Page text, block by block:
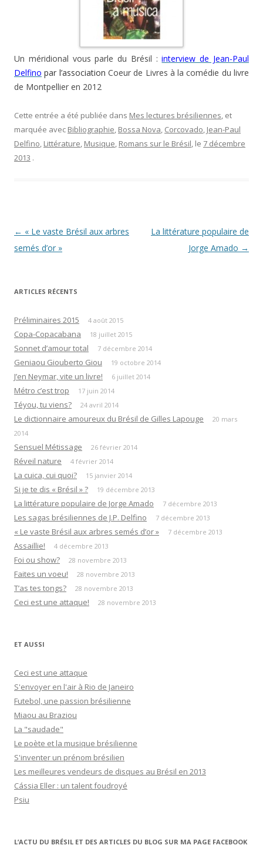
Un méridional vous parle du Brésil : interview de Jean-Paul
Delfino par l’association Coeur de Livres à la comédie du livre
de Montpellier en 2012
Cette entrée a été publiée dans Mes lectures brésiliennes, et
marquée avec Bibliographie, Bossa Nova, Corcovado, Jean-Paul
Delfino, Littérature, Musique, Romans sur le Brésil, le 7 décembre
2013 .
Navigation
des
← « Le vaste Brésil aux arbres
semés d’or »
La littérature populaire de
Jorge Amado →
ARTICLES RÉCENTS
Préliminaires 2015 4 août 2015
Copa-Copacabana 18 juillet 2015
Sonnet d’amour total 7 décembre 2014
Geniaou Giouberto Giou 19 octobre 2014
J’en Neymar, vite un livre! 6 juillet 2014
Métro c’est trop 17 juin 2014
Téyou, tu viens? 24 avril 2014
Le dictionnaire amoureux du Brésil de Gilles Lapouge
20 mars
2014
Sensuel Métissage 26 février 2014
Réveil nature 4 février 2014
La cuica, cui quoi? 15 janvier 2014
Si je te dis « Brésil » ? 19 décembre 2013
La littérature populaire de Jorge Amado 7 décembre 2013
Les sagas brésiliennes de J.P. Delfino 7 décembre 2013
« Le vaste Brésil aux arbres semés d’or » 7 décembre 2013
Assaillie! 4 décembre 2013
Foi ou show? 28 novembre 2013
Faites un voeu! 28 novembre 2013
T’as tes tongs? 28 novembre 2013
Ceci est une attaque! 28 novembre 2013
ET AUSSI
Ceci est une attaque
S'envoyer en l'air à Rio de Janeiro
Futebol, une passion brésilienne
Miaou au Braziou
La "saudade"
Le poète et la musique brésilienne
S'inventer un prénom brésilien
Les meilleures vendeurs de disques au Brésil en 2013
Cássia Eller : un talent foudroyé
Psiu
L’ACTU DU BRÉSIL ET DES ARTICLES DU BLOG SUR MA PAGE FACEBOOK